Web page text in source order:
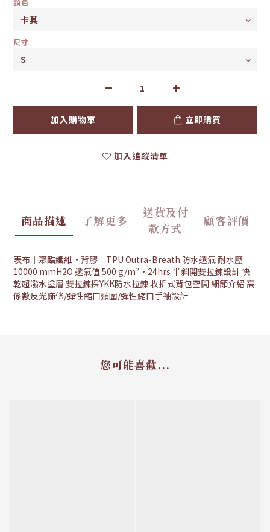
顏色
尺寸
加入購物車 立即購買
加入追蹤清單
商品描述 了解更多
送貨及付
款方式
顧客評價
表布｜聚酯纖維·背膠｜TPU Outra-Breath 防水透氣 耐水壓
10000 mmH2O 透氣值 500 g/m²·24hrs 半斜開雙拉鍊設計 快
乾超潑水塗層 雙拉鍊採YKK防水拉鍊 收折式背包空間 細節介紹 高
係數反光飾條/彈性縮口頸圍/彈性縮口手袖設計
您可能喜歡...